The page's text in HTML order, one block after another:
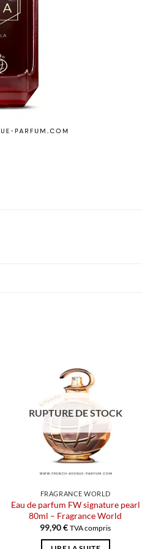
RUPTURE DE STOCK
FRAGRANCE WORLD
Eau de parfum FW signature pearl
80ml – Fragrance World
99,90€ TVA compris